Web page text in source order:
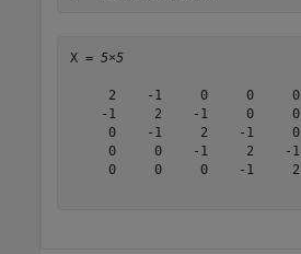
X = 5×5
     2    -1     0     0     0
    -1     2    -1     0     0
     0    -1     2    -1     0
     0     0    -1     2    -1
     0     0     0    -1     2